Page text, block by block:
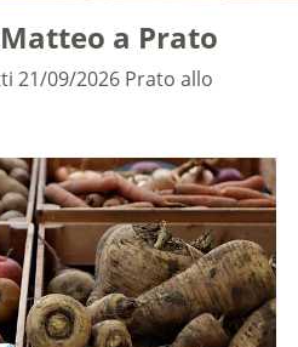
a Prato
21/09/2026 Prato allo